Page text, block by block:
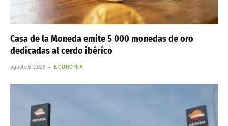
Casa de la Moneda emite 5 000 monedas de oro
dedicadas al cerdo ibérico
agosto 6, 2026 ECONOMÍA